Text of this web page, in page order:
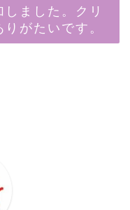
しました。クリ
がたいです。